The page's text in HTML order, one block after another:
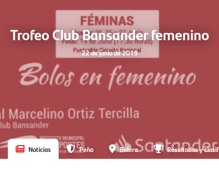
Trofeo Club Bansander femenino
22 de junio de 2019
Noticias Peña Bolera Resultados y